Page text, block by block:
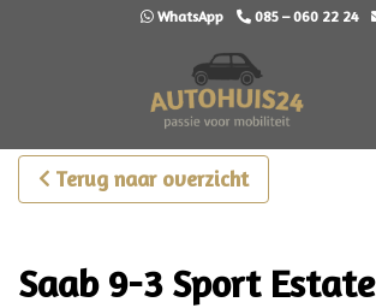
WhatsApp 085 – 060 22 24
Terug naar overzicht
Saab 9-3 Sport Estate